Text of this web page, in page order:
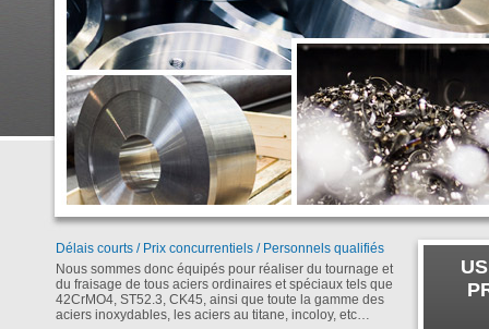
Délais courts / Prix concurrentiels / Personnels qualifiés
Nous sommes donc équipés pour réaliser du tournage et
du fraisage de tous aciers ordinaires et spéciaux tels que
42CrMO4, ST52.3, CK45, ainsi que toute la gamme des
aciers inoxydables, les aciers au titane, incoloy, etc…